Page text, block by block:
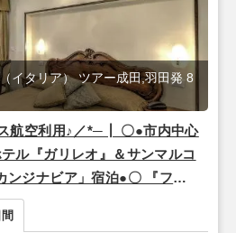
航空利用♪／*─┃ 〇●市内中心
ル『ガリレオ』＆サンマルコ
ンジナビア」宿泊●〇 『フィ
日間【羽田または成田午前
】
イタリア） ツアー成田,羽田発 8